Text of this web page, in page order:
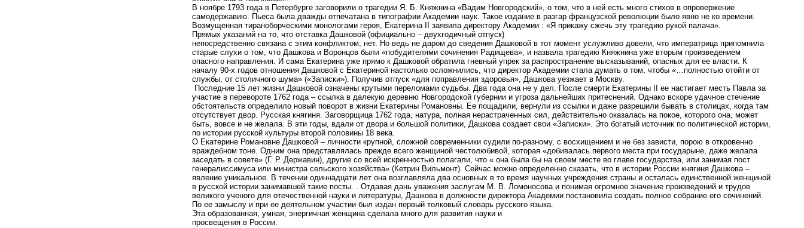
В ноябре 1793 года в Петербурге заговорили о трагедии Я. Б. Княжнина «Вадим Новгородский», о том, что в ней есть много стихов в опровержение
самодержавию. Пьеса была дважды отпечатана в типографии Академии наук. Такое издание в разгар французской революции было явно не ко времени.
Возмущенная тираноборческими монологами героя, Екатерина II заявила директору Академии : «Я прикажу сжечь эту трагедию рукой палача».
Прямых указаний на то, что отставка Дашковой (официально – двухгодичный отпуск)
непосредственно связана с этим конфликтом, нет. Но ведь не даром до сведения Дашковой в тот момент услужливо довели, что императрица припомнила
старые слухи о том, что Дашкова и Воронцов были «побудителями сочинения Радищева», и назвала трагедию Княжнина уже вторым произведением
опасного направления. И сама Екатерина уже прямо к Дашковой обратила гневный упрек за распространение высказываний, опасных для ее власти. К
началу 90-х годов отношения Дашковой с Екатериной настолько осложнились, что директор Академии стала думать о том, чтобы «…полностью отойти от
службы, от столичного шума» («Записки»). Получив отпуск «для поправления здоровья», Дашкова уезжает в Москву.
Последние 15 лет жизни Дашковой означены крутыми переломами судьбы. Два года она не у дел. После смерти Екатерины II ее настигает месть Павла за
участие в перевороте 1762 года – ссылка в далекую деревню Новгородской губернии и угроза дальнейших притеснений. Однако вскоре удачное стечение
обстоятельств определило новый поворот в жизни Екатерины Романовны. Ее пощадили, вернули из ссылки и даже разрешили бывать в столицах, когда там
отсутствует двор. Русская княгиня. Заговорщица 1762 года, натура, полная нерастраченных сил, действительно оказалась на покое, которого она, может
быть, вовсе и не желала. В эти годы, вдали от двора и большой политики, Дашкова создает свои «Записки». Это богатый источник по политической истории,
по истории русской культуры второй половины 18 века.
О Екатерине Романовне Дашковой – личности крупной, сложной современники судили по-разному, с восхищением и не без зависти, порою в откровенно
враждебном тоне. Одним она представлялась прежде всего женщиной честолюбивой, которая «добивалась первого места при государыне, даже желала
заседать в совете» (Г. Р. Державин), другие со всей искренностью полагали, что « она была бы на своем месте во главе государства, или занимая пост
генералиссимуса или министра сельского хозяйства» (Кетрин Вильмонт). Сейчас можно определенно сказать, что в истории России княгиня Дашкова –
явление уникальное. В течении одиннадцати лет она возглавляла два основных в то время научных учреждения страны и осталась единственной женщиной
в русской истории занимавшей такие посты. . Отдавая дань уважения заслугам М. В. Ломоносова и понимая огромное значение произведений и трудов
великого ученого для отечественной науки и литературы, Дашкова в должности директора Академии постановила создать полное собрание его сочинений.
По ее замыслу и при ее деятельном участии был издан первый толковый словарь русского языка.
Эта образованная, умная, энергичная женщина сделала много для развития науки и
просвещения в России.